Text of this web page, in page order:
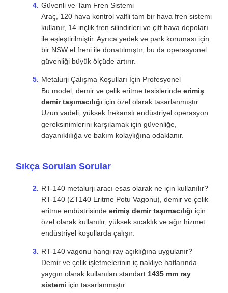
Sıkça Sorulan Sorular
RT-140 metalurji aracı esas olarak ne için kullanılır?
RT-140 (ZT140 Eritme Potu Vagonu), demir ve çelik
eritme endüstrisinde
özel olarak kullanılır, yüksek sıcaklık ve ağır hizmet
endüstriyel koşullarda çalışır.
RT-140 vagonu hangi ray açıklığına uygulanır?
Demir ve çelik işletmelerinin iç nakliye hatlarında
yaygın olarak kullanılan standart
1435 mm ray
sistemi
için tasarlanmıştır.
Ek güvenlik ve park kontrolü için 120 hava kontrol
litrelik ve 60 litrelik hava depoları ile birNSW el freni
ile donatılmıştır.
20m3 Hacim Kapasitesi Demiryolu Düz Vagon
39.6 ton yük kapasitesiyle cevher taşıma vagonu